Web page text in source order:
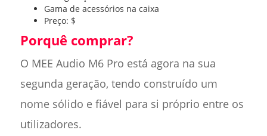
Gama de acessórios na caixa
Preço: $
Porquê comprar?
O MEE Audio M6 Pro está agora na sua
segunda geração, tendo construído um
nome sólido e fiável para si próprio entre os
utilizadores.